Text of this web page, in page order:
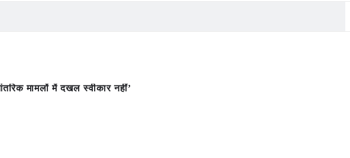
मामलों में दखल स्वीकार नहीं’